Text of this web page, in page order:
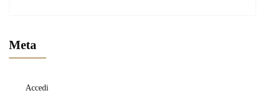
Meta
Accedi